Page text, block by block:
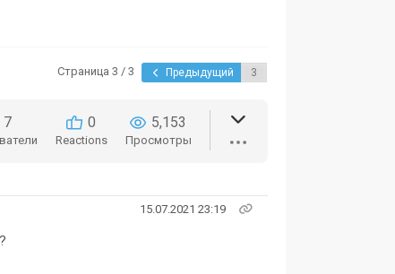
Страница 3 / 3 Предыдущий
7 0
Reactions
5,153
Просмотры
15.07.2021 23:19